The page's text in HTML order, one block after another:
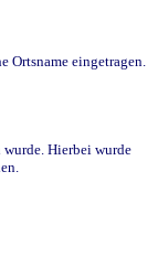
eingetragen.
wurde. Hierbei wurde